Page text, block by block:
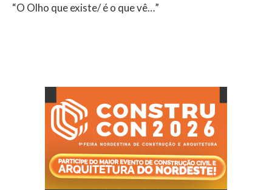
“O Olho que existe/ é o que vê…”